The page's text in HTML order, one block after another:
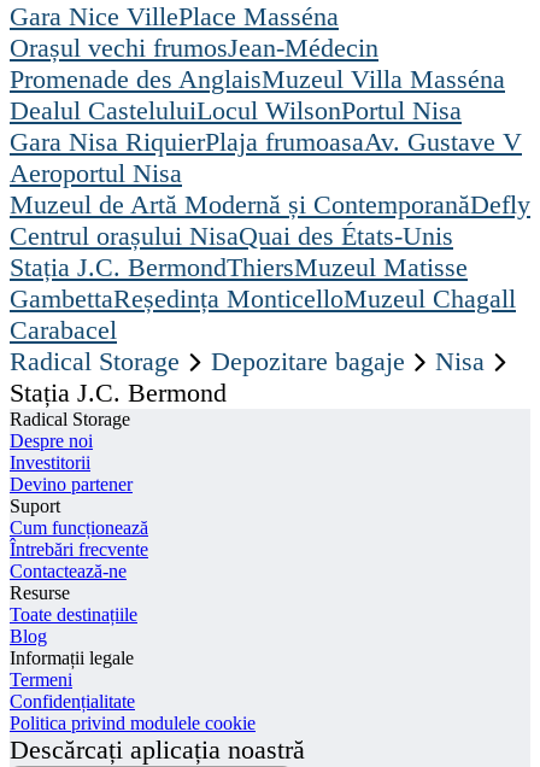
Gara Nice VillePlace Masséna
Orașul vechi frumosJean-Médecin
Promenade des AnglaisMuzeul Villa Masséna
Dealul CasteluluiLocul WilsonPortul Nisa
Gara Nisa RiquierPlaja frumoasaAv. Gustave V
Aeroportul Nisa
Muzeul de Artă Modernă și ContemporanăDefly
Centrul orașului NisaQuai des États-Unis
Stația J.C. BermondThiersMuzeul Matisse
GambettaReședința MonticelloMuzeul Chagall
Carabacel
Radical Storage
Depozitare bagaje
Nisa
Stația J.C. Bermond
Radical Storage
Despre noi
Investitorii
Devino partener
Suport
Cum funcționează
Întrebări frecvente
Contactează-ne
Resurse
Toate destinațiile
Blog
Informații legale
Termeni
Confidențialitate
Politica privind modulele cookie
Descărcați aplicația noastră